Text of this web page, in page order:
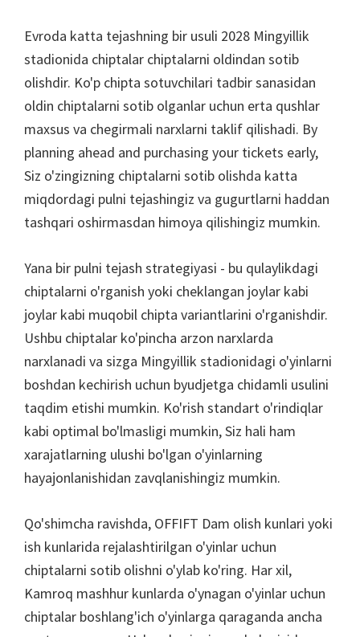
Evroda katta tejashning bir usuli 2028 Mingyillik
stadionida chiptalar chiptalarni oldindan sotib
olishdir. Ko'p chipta sotuvchilari tadbir sanasidan
oldin chiptalarni sotib olganlar uchun erta qushlar
maxsus va chegirmali narxlarni taklif qilishadi. By
planning ahead and purchasing your tickets early,
Siz o'zingizning chiptalarni sotib olishda katta
miqdordagi pulni tejashingiz va gugurtlarni haddan
tashqari oshirmasdan himoya qilishingiz mumkin.
Yana bir pulni tejash strategiyasi - bu qulaylikdagi
chiptalarni o'rganish yoki cheklangan joylar kabi
joylar kabi muqobil chipta variantlarini o'rganishdir.
Ushbu chiptalar ko'pincha arzon narxlarda
narxlanadi va sizga Mingyillik stadionidagi o'yinlarni
boshdan kechirish uchun byudjetga chidamli usulini
taqdim etishi mumkin. Ko'rish standart o'rindiqlar
kabi optimal bo'lmasligi mumkin, Siz hali ham
xarajatlarning ulushi bo'lgan o'yinlarning
hayajonlanishidan zavqlanishingiz mumkin.
Qo'shimcha ravishda, OFFIFT Dam olish kunlari yoki
ish kunlarida rejalashtirilgan o'yinlar uchun
chiptalarni sotib olishni o'ylab ko'ring. Har xil,
Kamroq mashhur kunlarda o'ynagan o'yinlar uchun
chiptalar boshlang'ich o'yinlarga qaraganda ancha